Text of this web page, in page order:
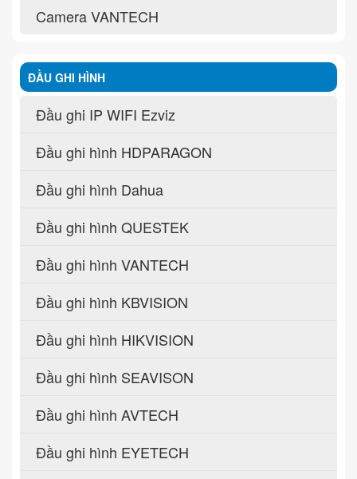
Camera VANTECH
ĐẦU GHI HÌNH
Đầu ghi IP WIFI Ezviz
Đầu ghi hình HDPARAGON
Đầu ghi hình Dahua
Đầu ghi hình QUESTEK
Đầu ghi hình VANTECH
Đầu ghi hình KBVISION
Đầu ghi hình HIKVISION
Đầu ghi hình SEAVISON
Đầu ghi hình AVTECH
Đầu ghi hình EYETECH